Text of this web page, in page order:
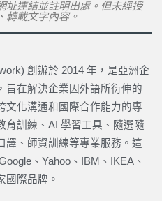
址連結並註明出處。但未經授
轉載文字內容。
創辦於 2014 年，是亞洲企
旨在解決企業因外語所衍伸的
文化溝通和國際合作能力的專
育訓練、AI 學習工具、隨選隨
譯、師資訓練等專業服務。這
、Yahoo、IBM、IKEA、
國際品牌。